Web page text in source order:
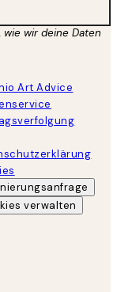
wir deine Daten
Art Advice
verwalten